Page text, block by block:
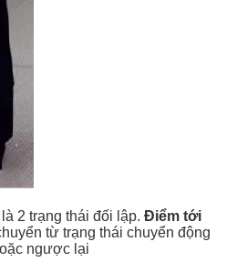
2 trạng thái đối lập. Điểm tới
từ trạng thái chuyển động
ngược lại